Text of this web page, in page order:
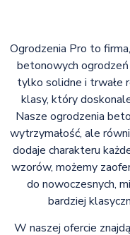
Ogrodzenia Pro to
betonowych
tylko solidne i trwałe
klasy, który
Nasze ogrodzenia
wytrzymałość, ale
dodaje charakteru
wzorów, możemy
do nowoczesnych,
bardziej
W naszej ofercie